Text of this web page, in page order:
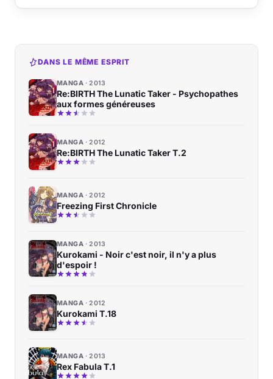
DANS LE MÊME ESPRIT
MANGA 2013
Re:BIRTH The Lunatic Taker - Psychopathes
aux formes généreuses
MANGA 2012
Re:BIRTH The Lunatic Taker T.2
MANGA 2012
Freezing First Chronicle
MANGA 2013
Kurokami - Noir c'est noir, il n'y a plus
d'espoir !
MANGA 2012
Kurokami T.18
MANGA 2013
Rex Fabula T.1